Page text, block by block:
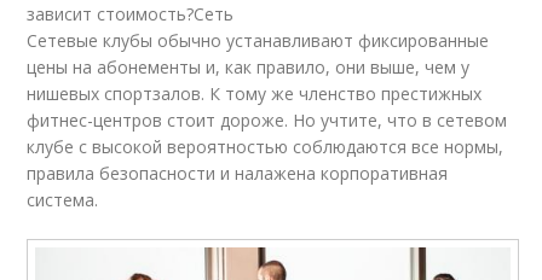
зависит стоимость?Сеть
Сетевые клубы обычно устанавливают фиксированные
цены на абонементы и, как правило, они выше, чем у
нишевых спортзалов. К тому же членство престижных
фитнес-центров стоит дороже. Но учтите, что в сетевом
клубе с высокой вероятностью соблюдаются все нормы,
правила безопасности и налажена корпоративная
система.